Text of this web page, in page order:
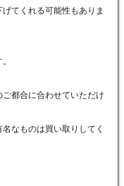
てくれる可能性もありま
都合に合わせていただけ
なものは買い取りしてく